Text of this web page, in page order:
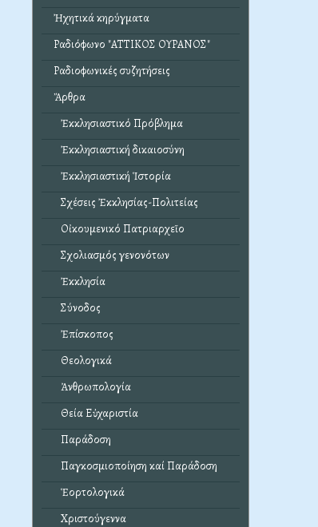
Ἠχητικά κηρύγματα
Ραδιόφωνο "ΑΤΤΙΚΟΣ ΟΥΡΑΝΟΣ"
Ραδιοφωνικές συζητήσεις
Ἄρθρα
Ἐκκλησιαστικό Πρόβλημα
Ἐκκλησιαστική δικαιοσύνη
Ἐκκλησιαστική Ἱστορία
Σχέσεις Ἐκκλησίας-Πολιτείας
Οἰκουμενικό Πατριαρχεῖο
Σχολιασμός γενονότων
Ἐκκλησία
Σύνοδος
Ἐπίσκοπος
Θεολογικά
Ἀνθρωπολογία
Θεία Εὐχαριστία
Παράδοση
Παγκοσμιοποίηση καί Παράδοση
Ἑορτολογικά
Χριστούγεννα